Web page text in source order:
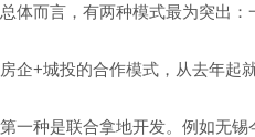
总体而言，有两种模式最为突出
房企+城投的合作模式，从去年起
第一种是联合拿地开发。例如无